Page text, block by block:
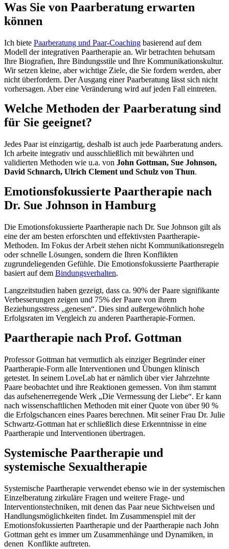
Was Sie von Paarberatung erwarten
können
Ich biete Paarberatung und Paar-Coaching basierend auf dem
Modell der integrativen Paartherapie an. Wir betrachten behutsam
Ihre Biografien, Ihre Bindungsstile und Ihre Kommunikationskultur.
Wir setzen kleine, aber wichtige Ziele, die Sie fordern werden, aber
nicht überfordern. Der Ausgang einer Paarberatung lässt sich nicht
vorhersagen. Aber eine Veränderung wird auf jeden Fall eintreten.
Welche Methoden der Paarberatung sind
für Sie geeignet?
Jedes Paar ist einzigartig, deshalb ist auch jede Paarberatung anders.
Ich arbeite integrativ und ausschließlich mit bewährten und
validierten Methoden wie u.a. von John Gottman, Sue Johnson,
David Schnarch, Ulrich Clement und Schulz von Thun.
Emotionsfokussierte Paartherapie nach
Dr. Sue Johnson in Hamburg
Die Emotionsfokussierte Paartherapie nach Dr. Sue Johnson gilt als
eine der am besten erforschten und effektivsten Paartherapie-
Methoden. Im Fokus der Arbeit stehen nicht Kommunikationsregeln
oder schnelle Lösungen, sondern die Ihren Konflikten
zugrundeliegenden Gefühle. Die Emotionsfokussierte Paartherapie
basiert auf dem Bindungsverhalten.
Langzeitstudien haben gezeigt, dass ca. 90% der Paare signifikante
Verbesserungen zeigen und 75% der Paare von ihrem
Beziehungsstress „genesen“. Dies sind außergewöhnlich hohe
Erfolgsraten im Vergleich zu anderen Paartherapie-Formen.
Paartherapie nach Prof. Gottman
Professor Gottman hat vermutlich als einziger Begründer einer
Paartherapie-Form alle Interventionen und Übungen klinisch
getestet. In seinem LoveLab hat er nämlich über vier Jahrzehnte
Paare beobachtet und ihre Reaktionen gemessen. Von ihm stammt
das aufsehenerregende Werk „Die Vermessung der Liebe“. Er kann
nach wissenschaftlichen Methoden mit einer Quote von über 90 %
die Erfolgschancen eines Paares berechnen. Mit seiner Frau Dr. Julie
Schwartz-Gottman hat er schließlich diese Erkenntnisse in eine
Paartherapie und Interventionen übertragen.
Systemische Paartherapie und
systemische Sexualtherapie
Systemische Paartherapie verwendet ebenso wie in der systemischen
Einzelberatung zirkuläre Fragen und weitere Frage- und
Interventionstechniken, mit denen das Paar neue Sichtweisen und
Handlungsmöglichkeiten findet. Im Zusammenspiel mit der
Emotionsfokussierten Paartherapie und der Paartherapie nach John
Gottman geht es immer um Zusammenhänge und Dynamiken, in
denen Konflikte auftreten.